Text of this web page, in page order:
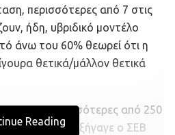
περισσότερες από 7 στις
ήδη, υβριδικό μοντέλο
άνω του 60% θεωρεί ότι η
θετικά/μάλλον θετικά
σε περισσότερες από 250
Ελλάδα, που διεξήγαγε ο ΣΕΒ
Reading